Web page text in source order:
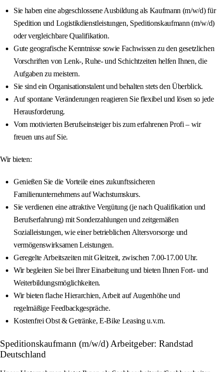
Sie haben eine abgeschlossene Ausbildung als Kaufmann (m/w/d) für
Spedition und Logistikdienstleistungen, Speditionskaufmann (m/w/d)
oder vergleichbare Qualifikation.
Gute geografische Kenntnisse sowie Fachwissen zu den gesetzlichen
Vorschriften von Lenk-, Ruhe- und Schichtzeiten helfen Ihnen, die
Aufgaben zu meistern.
Sie sind ein Organisationstalent und behalten stets den Überblick.
Auf spontane Veränderungen reagieren Sie flexibel und lösen so jede
Herausforderung.
Vom motivierten Berufseinsteiger bis zum erfahrenen Profi – wir
freuen uns auf Sie.
Wir bieten:
Genießen Sie die Vorteile eines zukunftssicheren
Familienunternehmens auf Wachstumskurs.
Sie verdienen eine attraktive Vergütung (je nach Qualifikation und
Berufserfahrung) mit Sonderzahlungen und zeitgemäßen
Sozialleistungen, wie einer betrieblichen Altersvorsorge und
vermögenswirksamen Leistungen.
Geregelte Arbeitszeiten mit Gleitzeit, zwischen 7.00-17.00 Uhr.
Wir begleiten Sie bei Ihrer Einarbeitung und bieten Ihnen Fort- und
Weiterbildungsmöglichkeiten.
Wir bieten flache Hierarchien, Arbeit auf Augenhöhe und
regelmäßige Feedbackgespräche.
Kostenfrei Obst & Getränke, E-Bike Leasing u.v.m.
Speditionskaufmann (m/w/d) Arbeitgeber: Randstad
Deutschland